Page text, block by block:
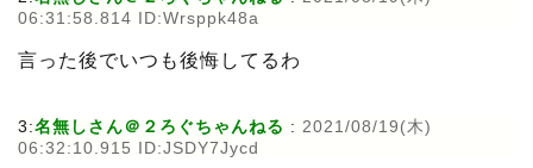
06:31:58.814 ID:Wrsppk48a
言った後でいつも後悔してるわ
3:名無しさん＠２ろぐちゃんねる : 2021/08/19(木)
06:32:10.915 ID:JSDY7Jycd